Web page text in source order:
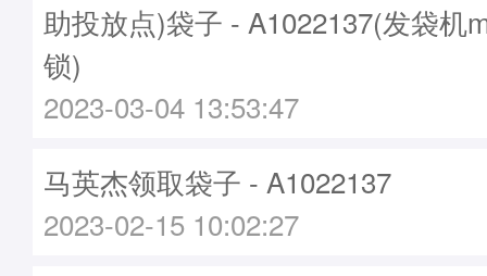
助投放点)袋子 - A1022137(发袋机
锁)
2023-03-04 13:53:47
马英杰领取袋子 - A1022137
2023-02-15 10:02:27